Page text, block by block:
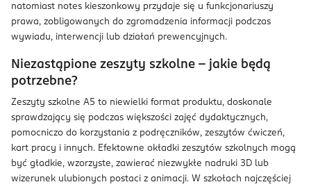
natomiast notes kieszonkowy przydaje się u funkcjonariuszy
prawa, zobligowanych do zgromadzenia informacji podczas
wywiadu, interwencji lub działań prewencyjnych.
Niezastąpione zeszyty szkolne – jakie będą
potrzebne?
Zeszyty szkolne A5 to niewielki format produktu, doskonale
sprawdzający się podczas większości zajęć dydaktycznych,
pomocniczo do korzystania z podręczników, zeszytów ćwiczeń,
kart pracy i innych. Efektowne okładki zeszytów szkolnych mogą
być gładkie, wzorzyste, zawierać niezwykłe nadruki 3D lub
wizerunek ulubionych postaci z animacji. W szkołach najczęściej